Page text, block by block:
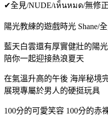
✔全見/NUDE/เห็นหมด/無修正
陽光教練的遊戲時光 Shane/
藍天白雲還有厚實健壯的陽
陪你一起迎接熱浪夏天
在氣溫升高的午後 海岸秘境
展現專屬於男人的硬挺玩具
100分的可愛笑容 100分的赤